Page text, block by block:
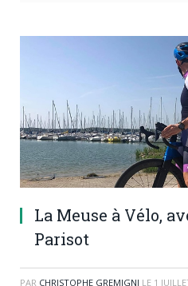
La Meuse à Vélo,
Parisot
PAR CHRISTOPHE GREMIGNI LE 1